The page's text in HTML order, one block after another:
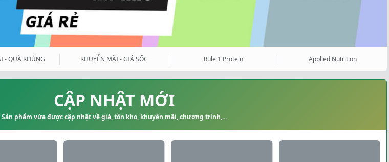
- QUÀ KHỦNG KHUYỄN MÃI - GIÁ SỐC Rule 1 Protein Applied Nutrition
CẬP NHẬT MỚI
Sản phẩm vừa được cập nhật về giá, tồn kho, khuyến mãi, chương trình,...